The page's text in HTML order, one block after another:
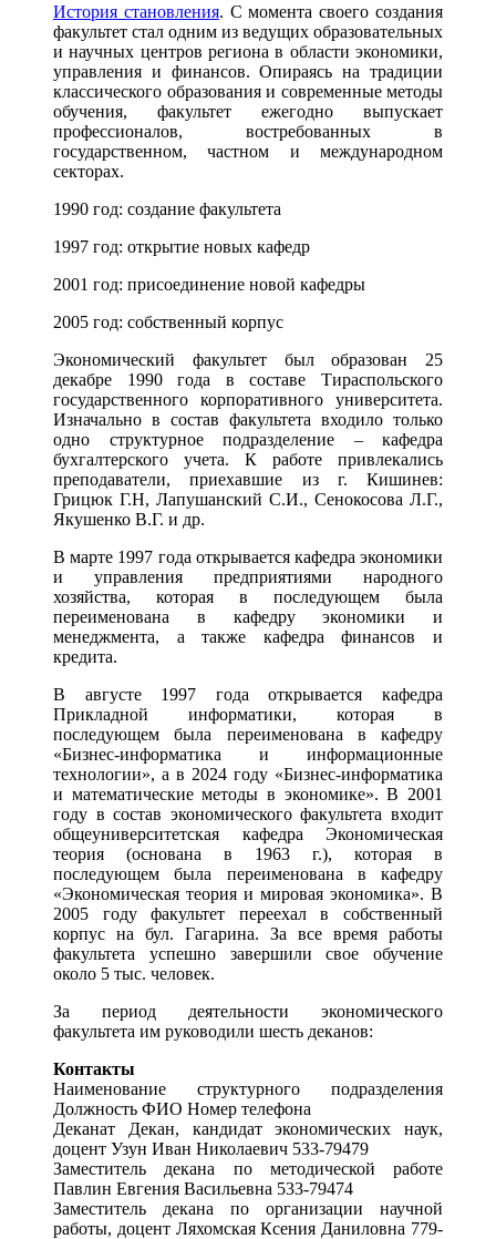
История становления. С момента своего создания
факультет стал одним из ведущих образовательных
и научных центров региона в области экономики,
управления и финансов. Опираясь на традиции
классического образования и современные методы
обучения, факультет ежегодно выпускает
профессионалов, востребованных в
государственном, частном и международном
секторах.
1990 год: создание факультета
1997 год: открытие новых кафедр
2001 год: присоединение новой кафедры
2005 год: собственный корпус
Экономический факультет был образован 25
декабре 1990 года в составе Тираспольского
государственного корпоративного университета.
Изначально в состав факультета входило только
одно структурное подразделение – кафедра
бухгалтерского учета. К работе привлекались
преподаватели, приехавшие из г. Кишинев:
Грицюк Г.Н, Лапушанский С.И., Сенокосова Л.Г.,
Якушенко В.Г. и др.
В марте 1997 года открывается кафедра экономики
и управления предприятиями народного
хозяйства, которая в последующем была
переименована в кафедру экономики и
менеджмента, а также кафедра финансов и
кредита.
В августе 1997 года открывается кафедра
Прикладной информатики, которая в
последующем была переименована в кафедру
«Бизнес-информатика и информационные
технологии», а в 2024 году «Бизнес-информатика
и математические методы в экономике». В 2001
году в состав экономического факультета входит
общеуниверситетская кафедра Экономическая
теория (основана в 1963 г.), которая в
последующем была переименована в кафедру
«Экономическая теория и мировая экономика». В
2005 году факультет переехал в собственный
корпус на бул. Гагарина. За все время работы
факультета успешно завершили свое обучение
около 5 тыс. человек.
За период деятельности экономического
факультета им руководили шесть деканов:
Контакты
Наименование структурного подразделения
Должность ФИО Номер телефона
Деканат Декан, кандидат экономических наук,
доцент Узун Иван Николаевич 533-79479
Заместитель декана по методической работе
Павлин Евгения Васильевна 533-79474
Заместитель декана по организации научной
работы, доцент Ляхомская Ксения Даниловна 779-